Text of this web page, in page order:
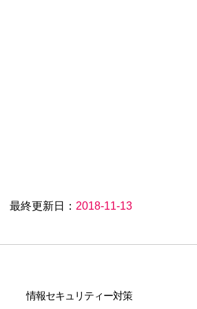
最終更新日： 2018-11-13
情報セキュリティー対策